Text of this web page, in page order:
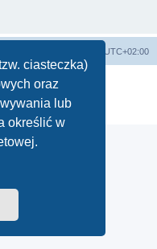
ciasteczka)
oraz
lub
określić w
UTC+02:00
© phpBB Limited
|Regulamin